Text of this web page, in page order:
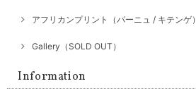
アフリカンプリント（パーニュ / キテンゲ）
Gallery（SOLD OUT）
Information